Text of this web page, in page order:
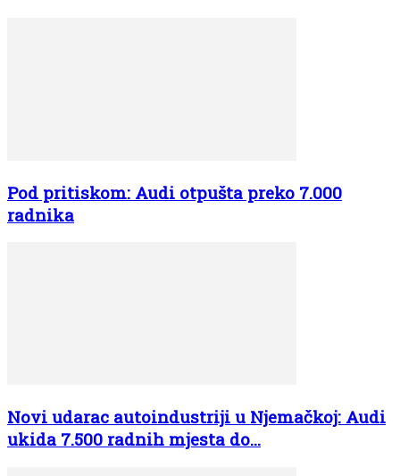
Pod pritiskom: Audi otpušta preko 7.000
radnika
Novi udarac autoindustriji u Njemačkoj: Audi
ukida 7.500 radnih mjesta do...